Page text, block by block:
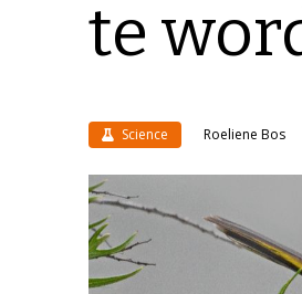
te
Science Roeliene Bos